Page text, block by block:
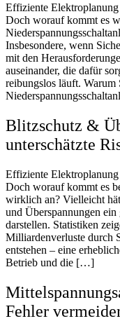
Effiziente
Doch worauf kommt es
Insbesondere, wenn
mit den
auseinander, die dafür
reibungslos läuft. Warum
Blitzschutz &
unterschätzte
Effiziente
Doch worauf kommt es
wirklich an? Vielleicht
und Überspannungen
darstellen. Statistiken
Milliardenverluste durch
entstehen – eine
Betrieb und die […]
Fehler